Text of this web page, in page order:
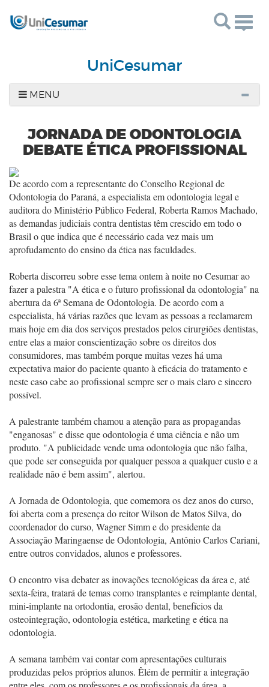
UniCesumar
MENU
JORNADA DE ODONTOLOGIA
DEBATE ÉTICA PROFISSIONAL
De acordo com a representante do Conselho Regional de
Odontologia do Paraná, a especialista em odontologia legal e
auditora do Ministério Público Federal, Roberta Ramos Machado,
as demandas judiciais contra dentistas têm crescido em todo o
Brasil o que indica que é necessário cada vez mais um
aprofudamento do ensino da ética nas faculdades.
Roberta discorreu sobre esse tema ontem à noite no Cesumar ao
fazer a palestra "A ética e o futuro profissional da odontologia" na
abertura da 6ª Semana de Odontologia. De acordo com a
especialista, há várias razões que levam as pessoas a reclamarem
mais hoje em dia dos serviços prestados pelos cirurgiões dentistas,
entre elas a maior conscientização sobre os direitos dos
consumidores, mas também porque muitas vezes há uma
expectativa maior do paciente quanto à eficácia do tratamento e
neste caso cabe ao profissional sempre ser o mais claro e sincero
possível.
A palestrante também chamou a atenção para as propagandas
"enganosas" e disse que odontologia é uma ciência e não um
produto. "A publicidade vende uma odontologia que não falha,
que pode ser conseguida por qualquer pessoa a qualquer custo e a
realidade não é bem assim", alertou.
A Jornada de Odontologia, que comemora os dez anos do curso,
foi aberta com a presença do reitor Wilson de Matos Silva, do
coordenador do curso, Wagner Simm e do presidente da
Associação Maringaense de Odontologia, Antônio Carlos Cariani,
entre outros convidados, alunos e professores.
O encontro visa debater as inovações tecnológicas da área e, até
sexta-feira, tratará de temas como transplantes e reimplante dental,
mini-implante na ortodontia, erosão dental, benefícios da
osteointegração, odontologia estética, marketing e ética na
odontologia.
A semana também vai contar com apresentações culturais
produzidas pelos próprios alunos. Êlém de permitir a integração